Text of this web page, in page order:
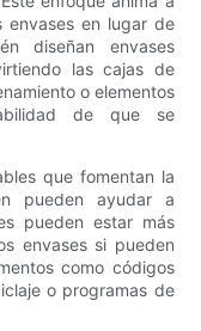
envases en lugar de
diseñan envases
las cajas de
o elementos
de que se
que fomentan la
pueden ayudar a
pueden estar más
envases si pueden
como códigos
o programas de